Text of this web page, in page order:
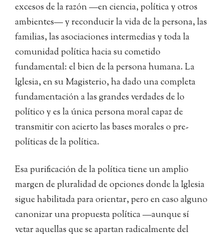
excesos de la razón —en ciencia, política y otros
ambientes— y reconducir la vida de la persona, las
familias, las asociaciones intermedias y toda la
comunidad política hacia su cometido
fundamental: el bien de la persona humana. La
Iglesia, en su Magisterio, ha dado una completa
fundamentación a las grandes verdades de lo
político y es la única persona moral capaz de
transmitir con acierto las bases morales o pre-
políticas de la política.
Esa purificación de la política tiene un amplio
margen de pluralidad de opciones donde la Iglesia
sigue habilitada para orientar, pero en caso alguno
canonizar una propuesta política —aunque sí
vetar aquellas que se apartan radicalmente del